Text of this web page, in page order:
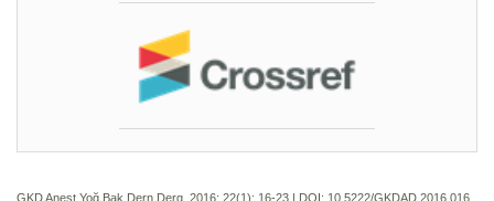
GKD Anest Yoğ Bak Dern Derg. 2016; 22(1): 16-23 | DOI: 10.5222/GKDAD.2016.016